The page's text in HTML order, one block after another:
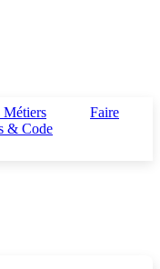
Métiers
Faire
& Code